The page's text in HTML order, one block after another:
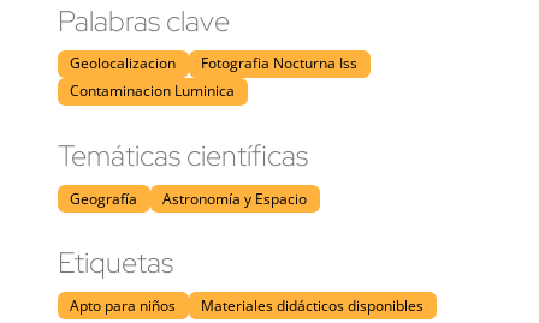
Palabras clave
Geolocalizacion
Fotografia Nocturna Iss
Contaminacion Luminica
Temáticas científicas
Geografía Astronomía y Espacio
Etiquetas
Apto para niños Materiales didácticos disponibles